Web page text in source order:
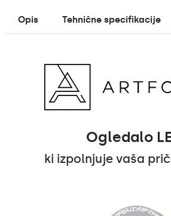
Opis Tehnične specifikacije
Ogledalo
ki izpolnjuje vaša